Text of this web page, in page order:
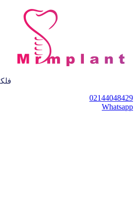
02144048429
Whatsapp